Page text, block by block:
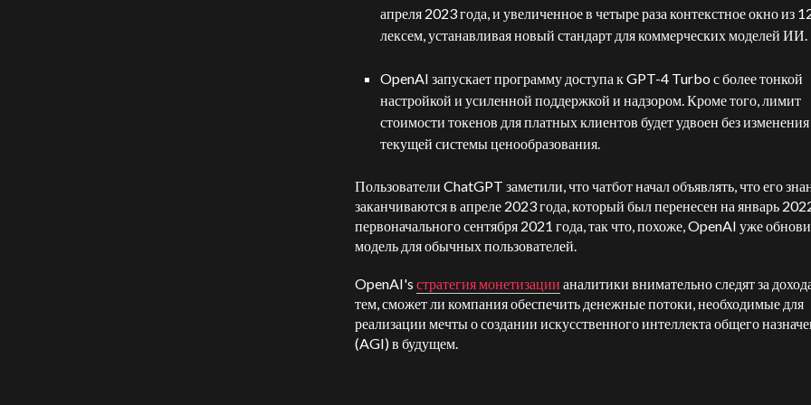
апреля 2023 года, и увеличенное в четыре раза контекстное окно из
лексем, устанавливая новый стандарт для коммерческих моделей ИИ.
OpenAI запускает программу доступа к GPT-4 Turbo с более тонкой
настройкой и усиленной поддержкой и надзором. Кроме того, лимит
стоимости токенов для платных клиентов будет удвоен без изменения
текущей системы ценообразования.
Пользователи ChatGPT заметили, что чатбот начал объявлять, что его
заканчиваются в апреле 2023 года, который был перенесен на январь
первоначального сентября 2021 года, так что, похоже, OpenAI уже
модель для обычных пользователей.
OpenAI's стратегия монетизации аналитики внимательно следят за
тем, сможет ли компания обеспечить денежные потоки, необходимые для
реализации мечты о создании искусственного интеллекта общего
(AGI) в будущем.